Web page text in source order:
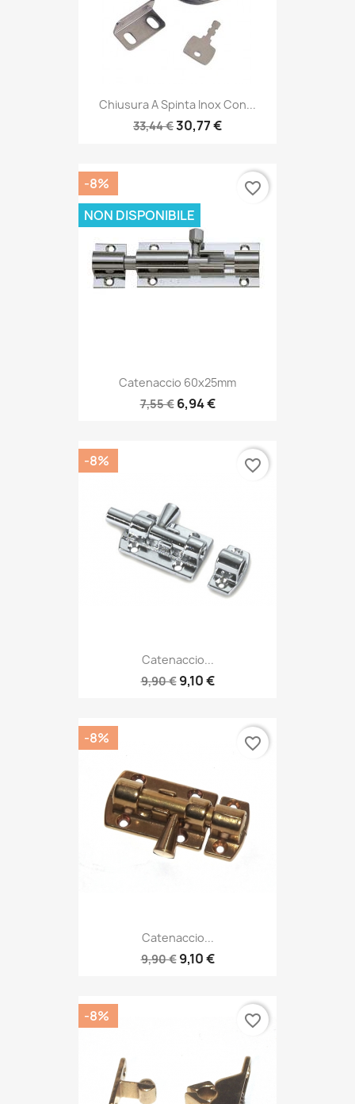
Chiusura A Spinta Inox Con...
33,44 €30,77 €
Catenaccio 60x25mm
7,55 € 6,94 €
-8%
NON DISPONIBILE
favorite_border
Catenaccio...
9,90 € 9,10 €
-8% favorite_border
Catenaccio...
9,90 € 9,10 €
-8% favorite_border
-8% favorite_border